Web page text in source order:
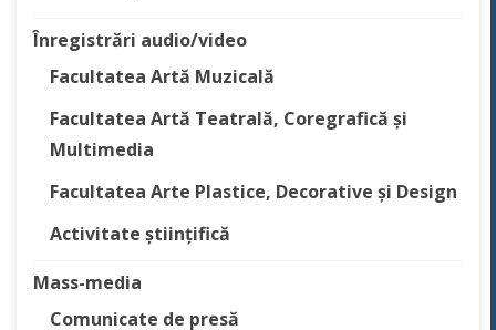
Înregistrări audio/video
Facultatea Artă Muzicală
Facultatea Artă Teatrală, Coregrafică și
Multimedia
Facultatea Arte Plastice, Decorative și Design
Activitate științifică
Mass-media
Comunicate de presă